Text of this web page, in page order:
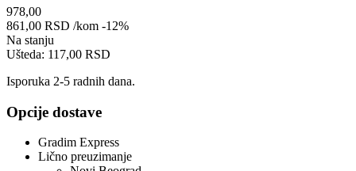
978,00
861,00 RSD /kom -12%
Na stanju
Ušteda: 117,00 RSD
Isporuka 2-5 radnih dana.
Opcije dostave
Gradim Express
Lično preuzimanje